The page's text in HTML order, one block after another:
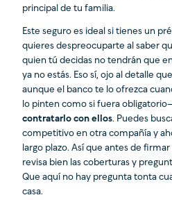
principal de tu familia.
Este seguro es ideal si tienes un
quieres despreocuparte al saber
quien tú decidas no tendrán que
ya no estás. Eso sí, ojo al detalle
aunque el banco te lo ofrezca
lo pinten como si fuera
contratarlo con ellos. Puedes
competitivo en otra compañía y
largo plazo. Así que antes de
revisa bien las coberturas y
Que aquí no hay pregunta tonta
casa.